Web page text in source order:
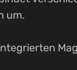
um.